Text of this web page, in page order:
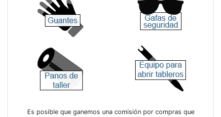
Es posible que ganemos una comisión por compras que